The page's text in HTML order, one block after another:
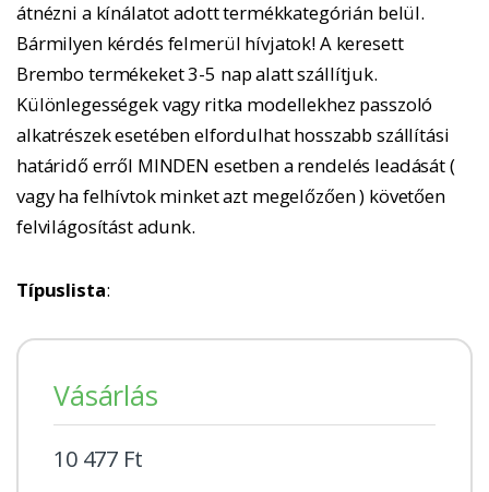
átnézni a kínálatot adott termékkategórián belül.
Bármilyen kérdés felmerül hívjatok! A keresett
Brembo termékeket 3-5 nap alatt szállítjuk.
Különlegességek vagy ritka modellekhez passzoló
alkatrészek esetében elfordulhat hosszabb szállítási
határidő erről MINDEN esetben a rendelés leadását (
vagy ha felhívtok minket azt megelőzően ) követően
felvilágosítást adunk.
Típuslista:
Vásárlás
10 477 Ft